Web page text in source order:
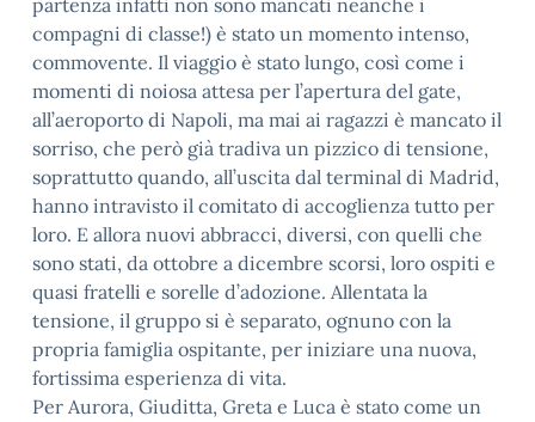
partenza infatti non sono mancati neanche i
compagni di classe!) è stato un momento intenso,
commovente. Il viaggio è stato lungo, così come i
momenti di noiosa attesa per l’apertura del gate,
all’aeroporto di Napoli, ma mai ai ragazzi è mancato il
sorriso, che però già tradiva un pizzico di tensione,
soprattutto quando, all’uscita dal terminal di Madrid,
hanno intravisto il comitato di accoglienza tutto per
loro. E allora nuovi abbracci, diversi, con quelli che
sono stati, da ottobre a dicembre scorsi, loro ospiti e
quasi fratelli e sorelle d’adozione. Allentata la
tensione, il gruppo si è separato, ognuno con la
propria famiglia ospitante, per iniziare una nuova,
fortissima esperienza di vita.
Per Aurora, Giuditta, Greta e Luca è stato come un